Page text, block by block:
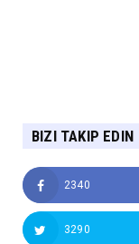
BIZI TAKIP EDIN
2340
3290